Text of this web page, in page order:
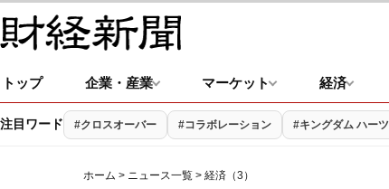
トップ 企業・産業 マーケット 経済
注目ワード #クロスオーバー #コラボレーション #キングダム ハーツ
ホーム > ニュース一覧 > 経済（3）